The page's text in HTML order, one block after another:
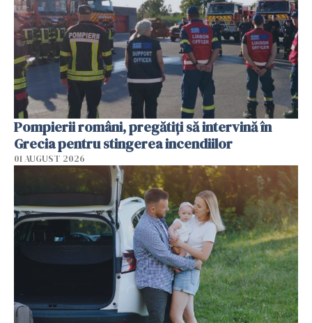
Pompierii români, pregătiţi să intervină în
Grecia pentru stingerea incendiilor
01 AUGUST 2026